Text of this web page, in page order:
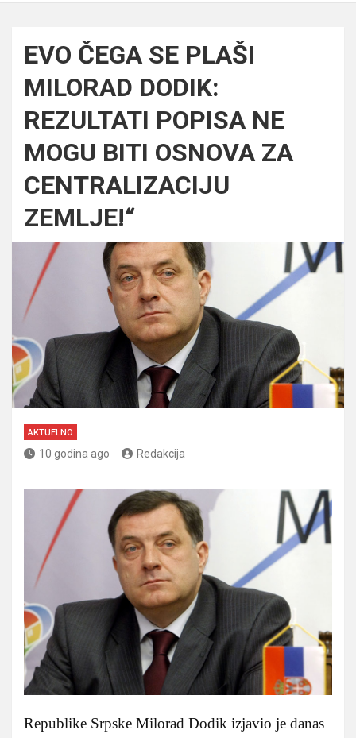
EVO ČEGA SE PLAŠI
MILORAD DODIK:
REZULTATI POPISA NE
MOGU BITI OSNOVA ZA
CENTRALIZACIJU
ZEMLJE!“
AKTUELNO
10 godina ago Redakcija
Republike Srpske Milorad Dodik izjavio je danas